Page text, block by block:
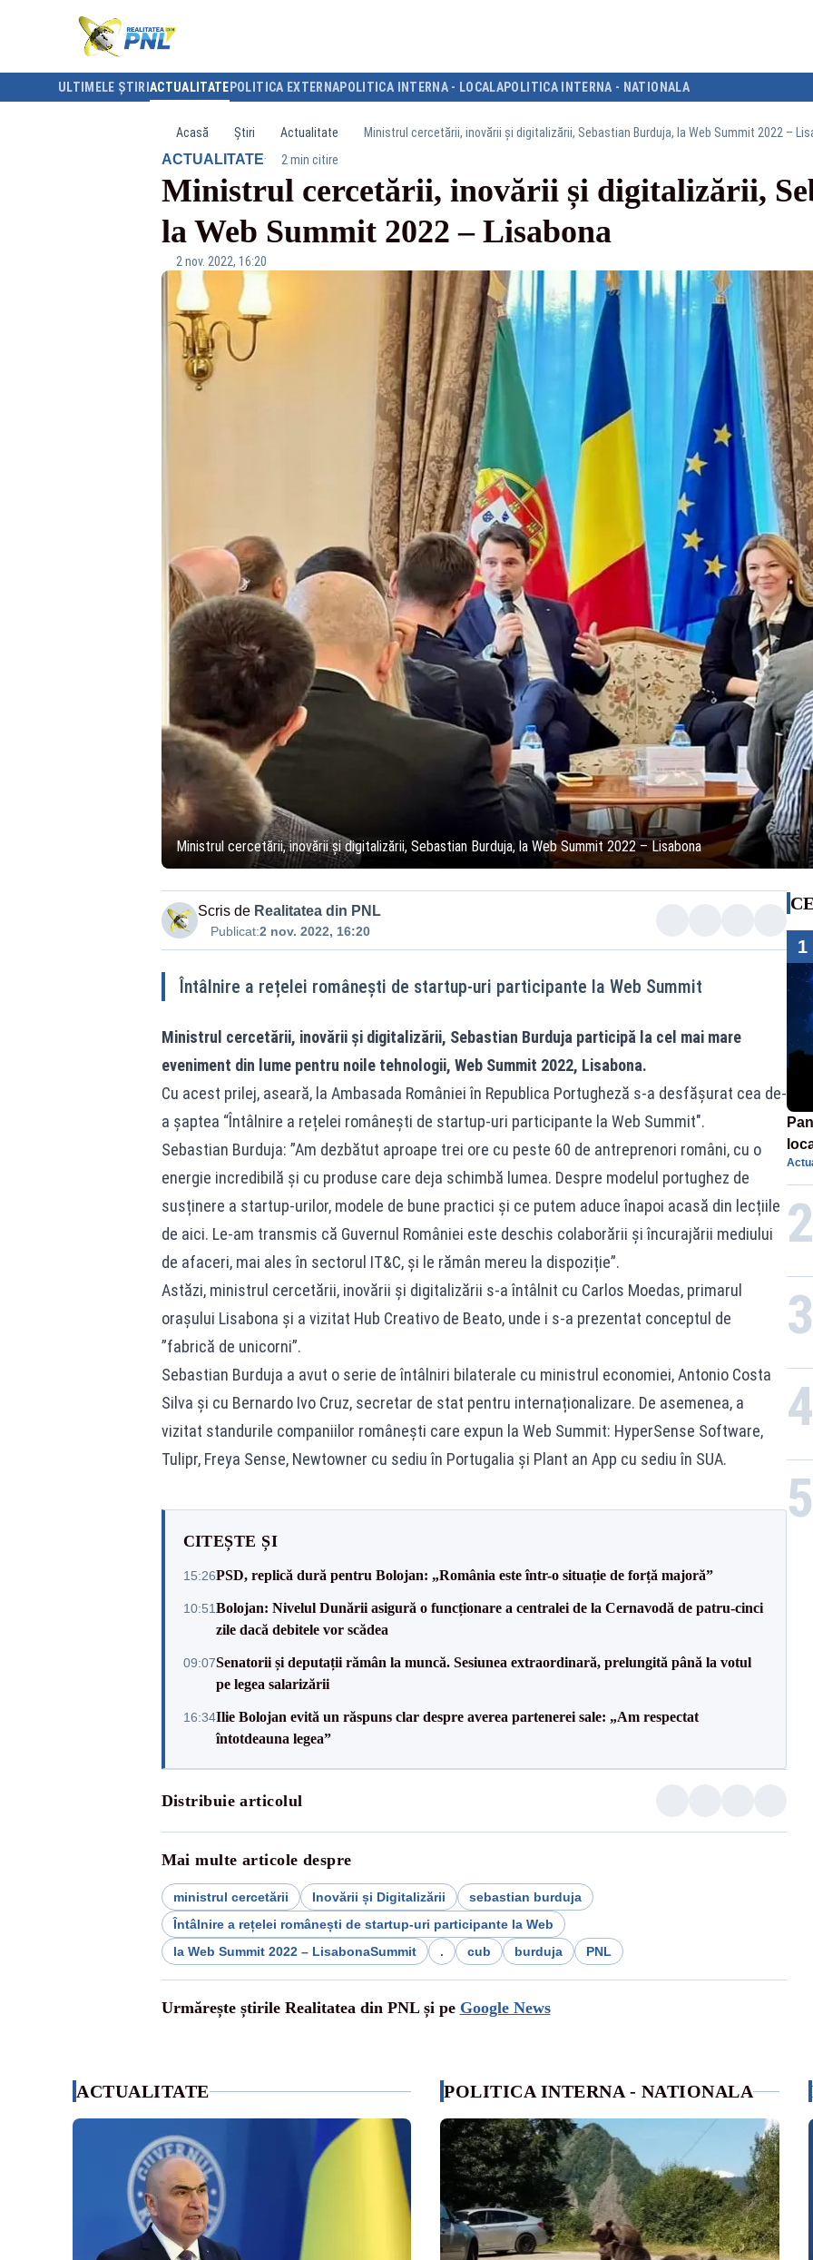
ULTIMELE ȘTIRI ACTUALITATE POLITICA EXTERNAPOLITICA INTERNA - LOCALAPOLITICA INTERNA - NATIONALA
Acasă Știri Actualitate Ministrul cercetării, inovării și digitalizării, Sebastian Burduja, la Web Summit 2022 –
ACTUALITATE· 2 min citire
Ministrul cercetării, inovării și digitalizării,
la Web Summit 2022 – Lisabona
2 nov. 2022, 16:20
Ministrul cercetării, inovării și digitalizării, Sebastian Burduja, la Web Summit 2022 – Lisabona
Scris de Realitatea din PNL
Publicat:2 nov. 2022, 16:20
Întâlnire a rețelei românești de startup-uri participante la Web Summit
Ministrul cercetării, inovării și digitalizării, Sebastian Burduja participă la cel mai mare
eveniment din lume pentru noile tehnologii, Web Summit 2022, Lisabona.
Cu acest prilej, aseară, la Ambasada României în Republica Portugheză s-a desfășurat cea de-
a șaptea “Întâlnire a rețelei românești de startup-uri participante la Web Summit".
Sebastian Burduja: ”Am dezbătut aproape trei ore cu peste 60 de antreprenori români, cu o
energie incredibilă și cu produse care deja schimbă lumea. Despre modelul portughez de
susținere a startup-urilor, modele de bune practici și ce putem aduce înapoi acasă din lecțiile
de aici. Le-am transmis că Guvernul României este deschis colaborării și încurajării mediului
de afaceri, mai ales în sectorul IT&C, și le rămân mereu la dispoziție”.
Astăzi, ministrul cercetării, inovării și digitalizării s-a întâlnit cu Carlos Moedas, primarul
orașului Lisabona și a vizitat Hub Creativo de Beato, unde i s-a prezentat conceptul de
”fabrică de unicorni”.
Sebastian Burduja a avut o serie de întâlniri bilaterale cu ministrul economiei, Antonio Costa
Silva și cu Bernardo Ivo Cruz, secretar de stat pentru internaționalizare. De asemenea, a
vizitat standurile companiilor românești care expun la Web Summit: HyperSense Software,
Tulipr, Freya Sense, Newtowner cu sediu în Portugalia și Plant an App cu sediu în SUA.
CITEȘTE ȘI
15:26PSD, replică dură pentru Bolojan: „România este într-o situație de forță majoră”
10:51Bolojan: Nivelul Dunării asigură o funcționare a centralei de la Cernavodă de patru-cinci
zile dacă debitele vor scădea
09:07Senatorii și deputații rămân la muncă. Sesiunea extraordinară, prelungită până la votul
pe legea salarizării
16:34Ilie Bolojan evită un răspuns clar despre averea partenerei sale: „Am respectat
întotdeauna legea”
Distribuie articolul
Mai multe articole despre
ministrul cercetării Inovării și Digitalizării
sebastian burduja
Întâlnire a rețelei românești de startup-uri participante la Web
la Web Summit 2022 – LisabonaSummit
. cub burduja PNL
Urmărește știrile Realitatea din PNL și pe Google News
1
2
3
4
5
ACTUALITATE POLITICA INTERNA - NATIONALA